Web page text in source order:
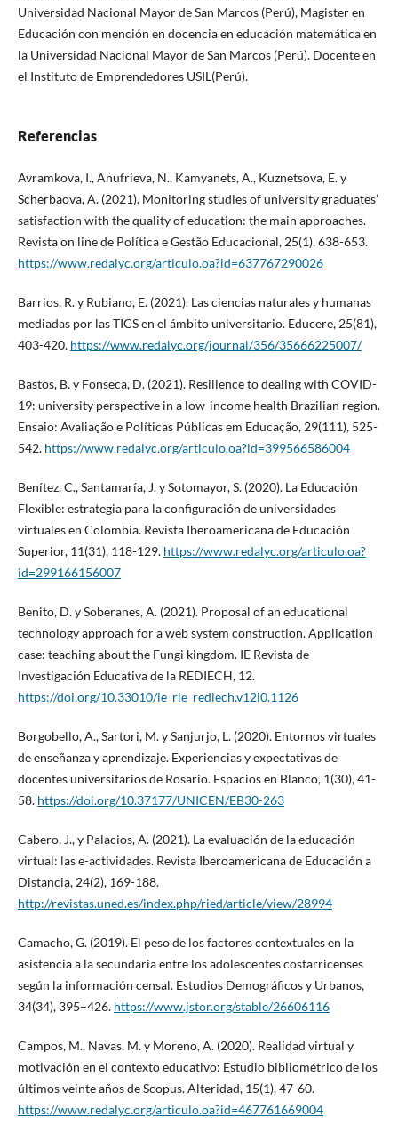
Universidad Nacional Mayor de San Marcos (Perú), Magister en
Educación con mención en docencia en educación matemática en
la Universidad Nacional Mayor de San Marcos (Perú). Docente en
el Instituto de Emprendedores USIL(Perú).
Referencias
Avramkova, I., Anufrieva, N., Kamyanets, A., Kuznetsova, E. y
Scherbaova, A. (2021). Monitoring studies of university graduates’
satisfaction with the quality of education: the main approaches.
Revista on line de Política e Gestão Educacional, 25(1), 638-653.
https://www.redalyc.org/articulo.oa?id=637767290026
Barrios, R. y Rubiano, E. (2021). Las ciencias naturales y humanas
mediadas por las TICS en el ámbito universitario. Educere, 25(81),
403-420. https://www.redalyc.org/journal/356/35666225007/
Bastos, B. y Fonseca, D. (2021). Resilience to dealing with COVID-
19: university perspective in a low-income health Brazilian region.
Ensaio: Avaliação e Políticas Públicas em Educação, 29(111), 525-
542. https://www.redalyc.org/articulo.oa?id=399566586004
Benítez, C., Santamaría, J. y Sotomayor, S. (2020). La Educación
Flexible: estrategia para la configuración de universidades
virtuales en Colombia. Revista Iberoamericana de Educación
Superior, 11(31), 118-129. https://www.redalyc.org/articulo.oa?
id=299166156007
Benito, D. y Soberanes, A. (2021). Proposal of an educational
technology approach for a web system construction. Application
case: teaching about the Fungi kingdom. IE Revista de
Investigación Educativa de la REDIECH, 12.
https://doi.org/10.33010/ie_rie_rediech.v12i0.1126
Borgobello, A., Sartori, M. y Sanjurjo, L. (2020). Entornos virtuales
de enseñanza y aprendizaje. Experiencias y expectativas de
docentes universitarios de Rosario. Espacios en Blanco, 1(30), 41-
58. https://doi.org/10.37177/UNICEN/EB30-263
Cabero, J., y Palacios, A. (2021). La evaluación de la educación
virtual: las e-actividades. Revista Iberoamericana de Educación a
Distancia, 24(2), 169-188.
http://revistas.uned.es/index.php/ried/article/view/28994
Camacho, G. (2019). El peso de los factores contextuales en la
asistencia a la secundaria entre los adolescentes costarricenses
según la información censal. Estudios Demográficos y Urbanos,
34(34), 395–426. https://www.jstor.org/stable/26606116
Campos, M., Navas, M. y Moreno, A. (2020). Realidad virtual y
motivación en el contexto educativo: Estudio bibliométrico de los
últimos veinte años de Scopus. Alteridad, 15(1), 47-60.
https://www.redalyc.org/articulo.oa?id=467761669004